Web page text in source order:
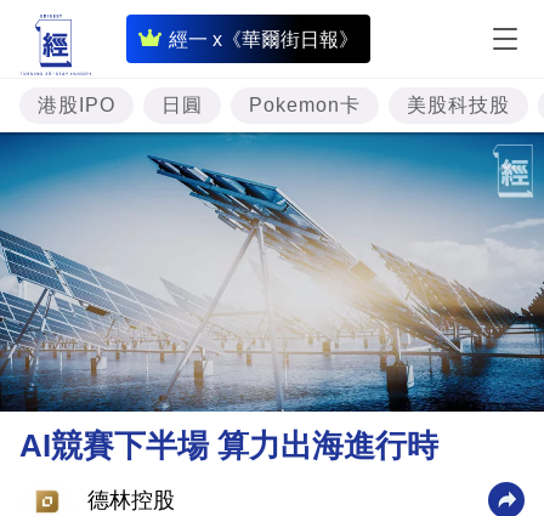
經一 x《華爾街日報》
即
時
財
經
專
資
樓
市
理
財
商
港股IPO 日圓 Pokemon卡 美股科技股
AI競賽下半場 算力出海進行時
德林控股